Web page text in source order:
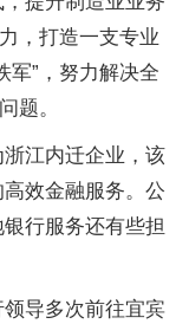
，打造一支专业
军”，努力解决全
题。
江内迁企业，该
效金融服务。公
行服务还有些担
导多次前往宜宾